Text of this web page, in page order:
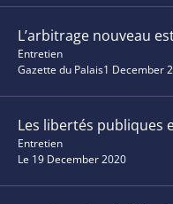
L’arbitrage nouveau
Entretien
Gazette du Palais1 December
Les libertés publiques
Entretien
Le 19 December 2020